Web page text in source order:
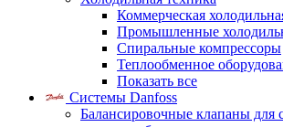
Коммерческая
Промышленные
Спиральные компрессоры
Теплообменное
Показать все
Системы Danfoss
Балансировочные клапаны для